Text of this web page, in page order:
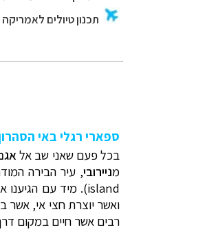
ספארי רגלי באי
בכל פעם שאני שב אל
מניירובי, עיר הבירה
island). מיד עם
ואשר יוצרת חצי אי, אשר
רבים אשר חיים במקום